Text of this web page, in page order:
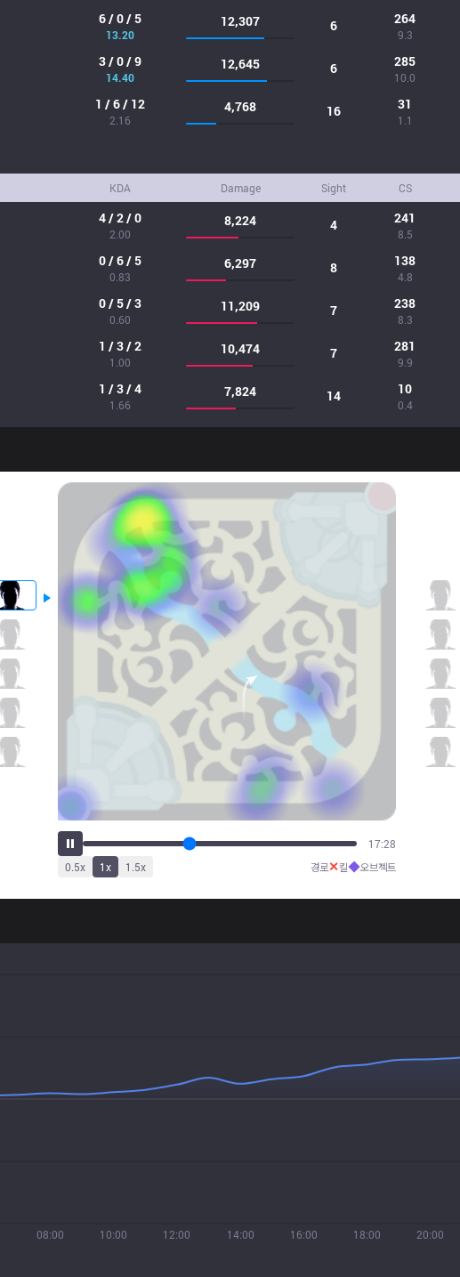
6 / 0 / 5
13.20
12,307 6 264
9.3
3 / 0 / 9
14.40
12,645 6 285
10.0
1 / 6 / 12
2.16
4,768 16 31
1.1
KDA Damage Sight CS
4 / 2 / 0
2.00
8,224 4 241
8.5
0 / 6 / 5
0.83
6,297 8 138
4.8
0 / 5 / 3
0.60
11,209 7 238
8.3
1 / 3 / 2
1.00
10,474 7 281
9.9
1 / 3 / 4
1.66
7,824 14 10
0.4
22:03
0.5x 1x 1.5x 경로✕킬◆오브젝트
08:00 10:00 12:00 14:00 16:00 18:00 20:00